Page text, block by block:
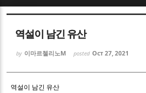
역설이 남긴 유산
by 이마르첼리노M posted Oct 27, 2021
역설이 남긴 유산
Sketchbook5, 스케치북5
Sketchbook5, 스케치북5